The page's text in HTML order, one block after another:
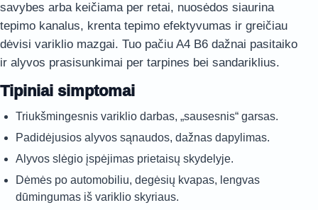
savybes arba keičiama per retai, nuosėdos siaurina
tepimo kanalus, krenta tepimo efektyvumas ir greičiau
dėvisi variklio mazgai. Tuo pačiu A4 B6 dažnai pasitaiko
ir alyvos prasisunkimai per tarpines bei sandariklius.
Tipiniai simptomai
Triukšmingesnis variklio darbas, „sausesnis“ garsas.
Padidėjusios alyvos sąnaudos, dažnas dapylimas.
Alyvos slėgio įspėjimas prietaisų skydelyje.
Dėmės po automobiliu, degėsių kvapas, lengvas
dūmingumas iš variklio skyriaus.